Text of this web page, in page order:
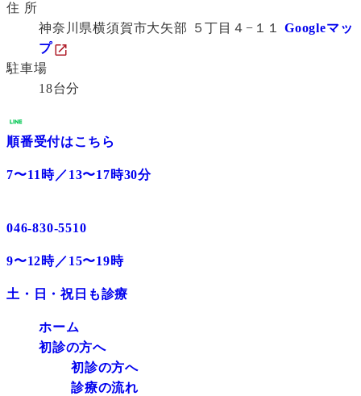
住 所
神奈川県横須賀市大矢部 ５丁目４−１１ Googleマッ
プ
駐車場
18台分
順番受付はこちら
7〜11時／13〜17時30分
046-830-5510
9〜12時／15〜19時
土・日・祝日も診療
ホーム
初診の方へ
初診の方へ
診療の流れ